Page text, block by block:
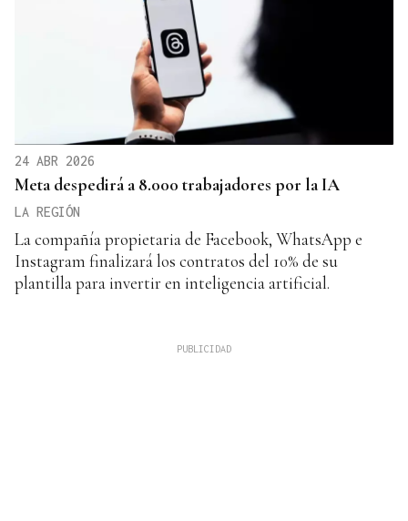
24 ABR 2026
Meta despedirá a 8.000 trabajadores por la IA
LA REGIÓN
La compañía propietaria de Facebook, WhatsApp e
Instagram finalizará los contratos del 10% de su
plantilla para invertir en inteligencia artificial.